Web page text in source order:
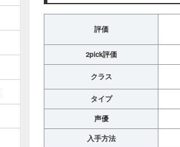
評価
2pick評価
クラス
タイプ
声優
入手方法